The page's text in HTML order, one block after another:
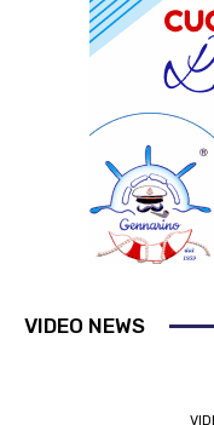
VIDEO NEWS